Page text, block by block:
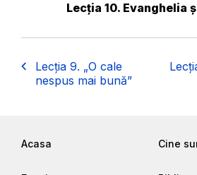
Lecția 10. Evanghelia
Lecția 9. „O cale
nespus mai bună”
Acasa Cine